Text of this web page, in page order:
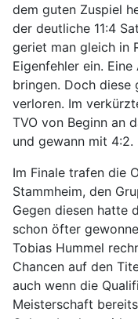
dem guten Zuspiel
der deutliche 11:4
geriet man gleich in
Eigenfehler ein.
bringen. Doch diese
verloren. Im
TVO von Beginn an
und gewann mit 4:2.
Im Finale trafen die
Stammheim, den
Gegen diesen hatte
schon öfter
Tobias Hummel
Chancen auf den
auch wenn die
Meisterschaft